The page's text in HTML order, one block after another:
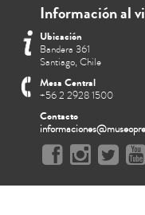
Información al
Ubicación
Bandera 361
Santiago, Chile
Mesa Central
+56 2 2928 1500
Contacto